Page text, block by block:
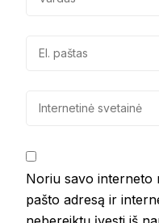
Noriu savo interneto
pašto adresą ir